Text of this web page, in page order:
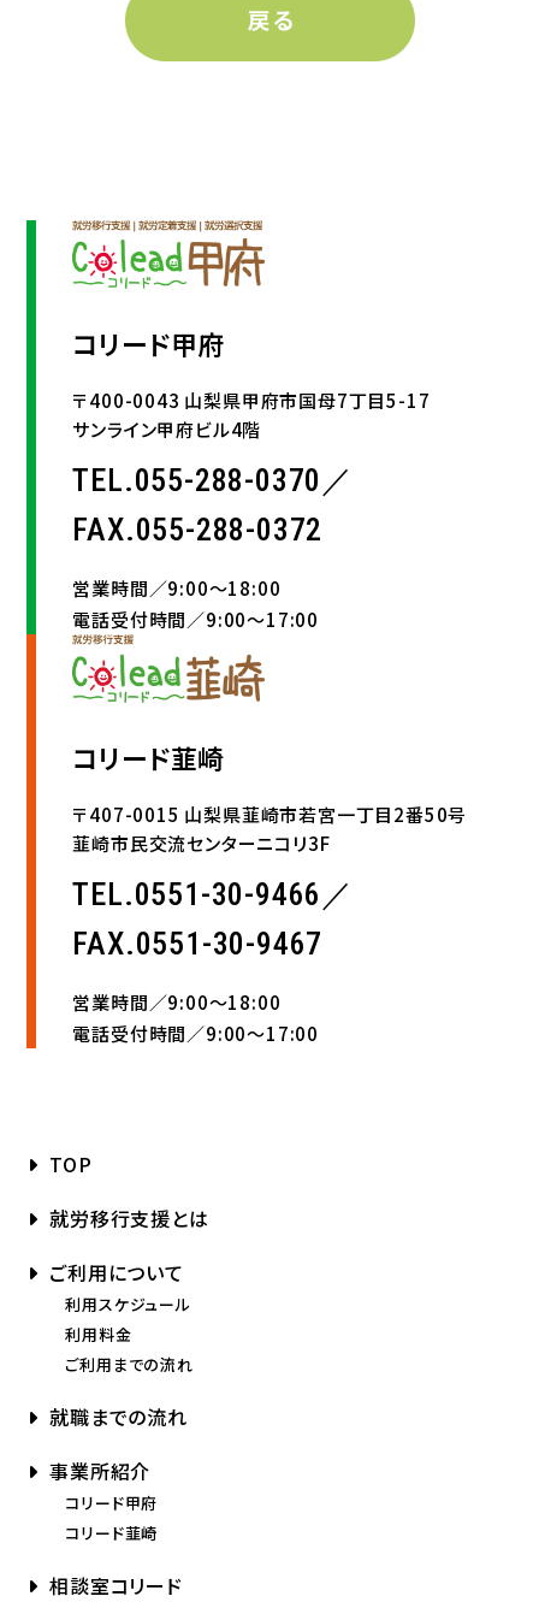
コリード甲府
〒400-0043 山梨県甲府市国母7丁目5-17
サンライン甲府ビル4階
TEL.055-288-0370／
FAX.055-288-0372
営業時間／9:00〜18:00
電話受付時間／9:00〜17:00
コリード韮崎
〒407-0015 山梨県韮崎市若宮一丁目2番50号
韮崎市民交流センターニコリ3F
TEL.0551-30-9466／
FAX.0551-30-9467
営業時間／9:00〜18:00
電話受付時間／9:00〜17:00
TOP
就労移行支援とは
ご利用について
利用スケジュール
利用料金
ご利用までの流れ
就職までの流れ
事業所紹介
コリード甲府
コリード韮崎
相談室コリード